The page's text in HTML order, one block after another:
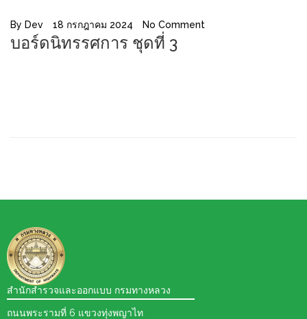
By Dev 18 กรกฎาคม 2024 No Comment
บอร์ดนิทรรศการ ชุดที่ 3
สำนักสำรวจและออกแบบ กรมทางหลวง
ถนนพระรามที่ 6 แขวงทุ่งพญาไท